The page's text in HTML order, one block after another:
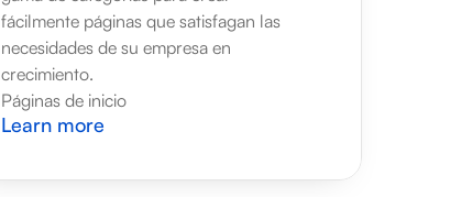
fácilmente páginas que satisfagan las
necesidades de su empresa en
crecimiento.
Páginas de inicio
Learn more